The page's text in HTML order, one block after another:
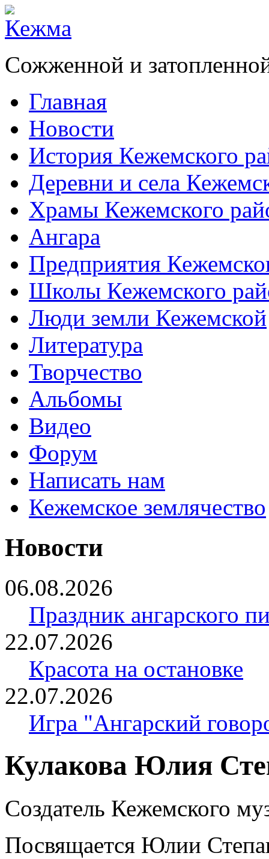
Сожженной и
Главная
Новости
История Кежемского
Деревни и села
Храмы Кежемского
Ангара
Предприятия
Школы Кежемского
Люди земли Кежемской
Литература
Творчество
Альбомы
Видео
Форум
Написать нам
Кежемское землячество
Новости
06.08.2026
Праздник ангарского
22.07.2026
Красота на остановке
22.07.2026
Игра "Ангарский
Кулакова Юлия
Создатель Кежемского
Посвящается Юлии